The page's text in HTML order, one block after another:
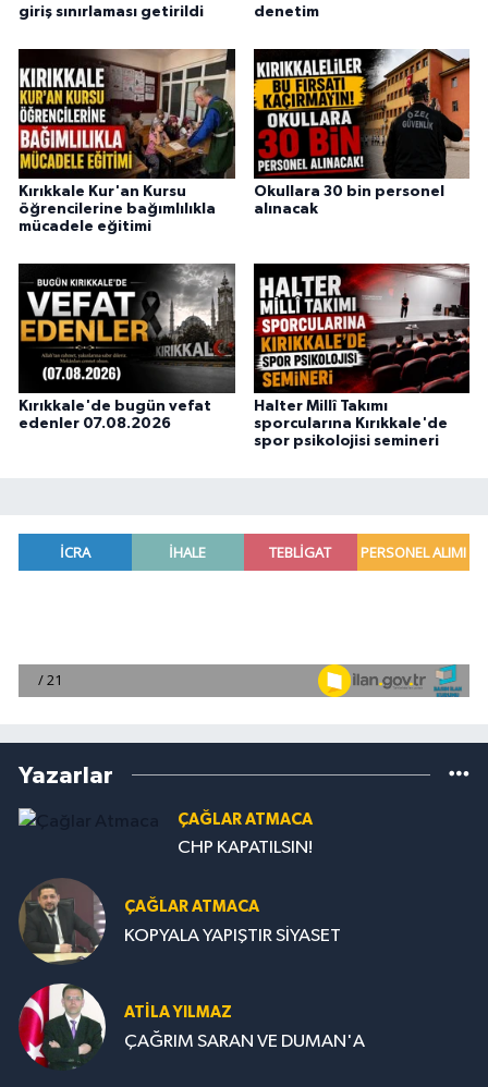
giriş sınırlaması getirildi
denetim
Kırıkkale Kur'an Kursu
öğrencilerine bağımlılıkla
mücadele eğitimi
Okullara 30 bin personel
alınacak
Kırıkkale'de bugün vefat
edenler 07.08.2026
Halter Millî Takımı
sporcularına Kırıkkale'de
spor psikolojisi semineri
Yazarlar
ÇAĞLAR ATMACA
CHP KAPATILSIN!
ÇAĞLAR ATMACA
KOPYALA YAPIŞTIR SİYASET
ATILA YILMAZ
ÇAĞRIM SARAN VE DUMAN'A